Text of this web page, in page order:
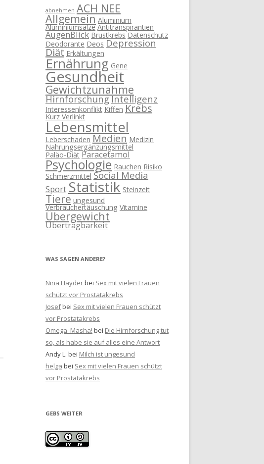
abnehmen ACH NEE
Allgemein Aluminium
Aluminiumsalze Antitranspirantien
AugenBlick Brustkrebs Datenschutz
Deodorante Deos Depression
Diät Erkältungen
Ernährung Gene
Gesundheit
Gewichtzunahme
HirnforschungIntelligenz
Interessenkonflikt Kiffen Krebs
Kurz Verlinkt
Lebensmittel
Leberschaden Medien Medizin
Nahrungsergänzungsmittel
Paläo-Diät Paracetamol
Psychologie Rauchen Risiko
Schmerzmittel Social Media
Sport Statistik Steinzeit
Tiere ungesund
Verbrauchertäuschung Vitamine
Übergewicht
Übertragbarkeit
WAS SAGEN ANDERE?
Nina Hayderbei Sex mit vielen Frauen
schützt vor Prostatakrebs
Josefbei Sex mit vielen Frauen schützt
vor Prostatakrebs
Omega_Masha! bei Die Hirnforschung tut
so, als habe sie auf alles eine Antwort
Andy L. bei Milch ist ungesund
helga bei Sex mit vielen Frauen schützt
vor Prostatakrebs
GEBS WEITER